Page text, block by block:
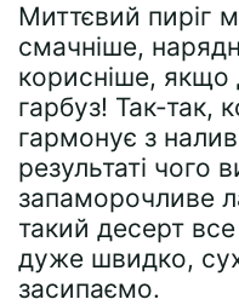
Миттєвий пиріг
смачніше,
корисніше, якщо
гарбуз! Так-так,
гармонує з
результаті чого
запаморочливе
такий десерт
дуже швидко,
засипаємо.